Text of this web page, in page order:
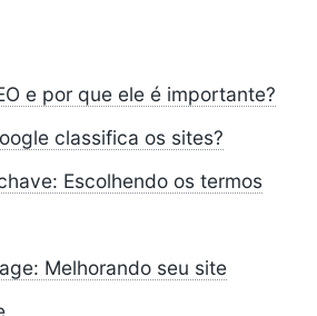
e por que ele é importante?
classifica os sites?
Escolhendo os termos
Melhorando seu site